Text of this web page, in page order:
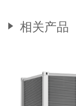
相关产品